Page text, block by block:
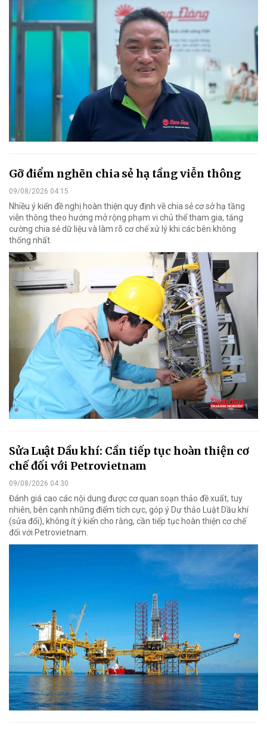
Gỡ điểm nghẽn chia sẻ hạ tầng viễn thông
09/08/2026 04:15
Nhiều ý kiến đề nghị hoàn thiện quy định về chia sẻ cơ sở hạ tầng
viễn thông theo hướng mở rộng phạm vi chủ thể tham gia, tăng
cường chia sẻ dữ liệu và làm rõ cơ chế xử lý khi các bên không
thống nhất.
Sửa Luật Dầu khí: Cần tiếp tục hoàn thiện cơ
chế đối với Petrovietnam
09/08/2026 04:30
Đánh giá cao các nội dung được cơ quan soạn thảo đề xuất, tuy
nhiên, bên cạnh những điểm tích cực, góp ý Dự thảo Luật Dầu khí
(sửa đổi), không ít ý kiến cho rằng, cần tiếp tục hoàn thiện cơ chế
đối với Petrovietnam.